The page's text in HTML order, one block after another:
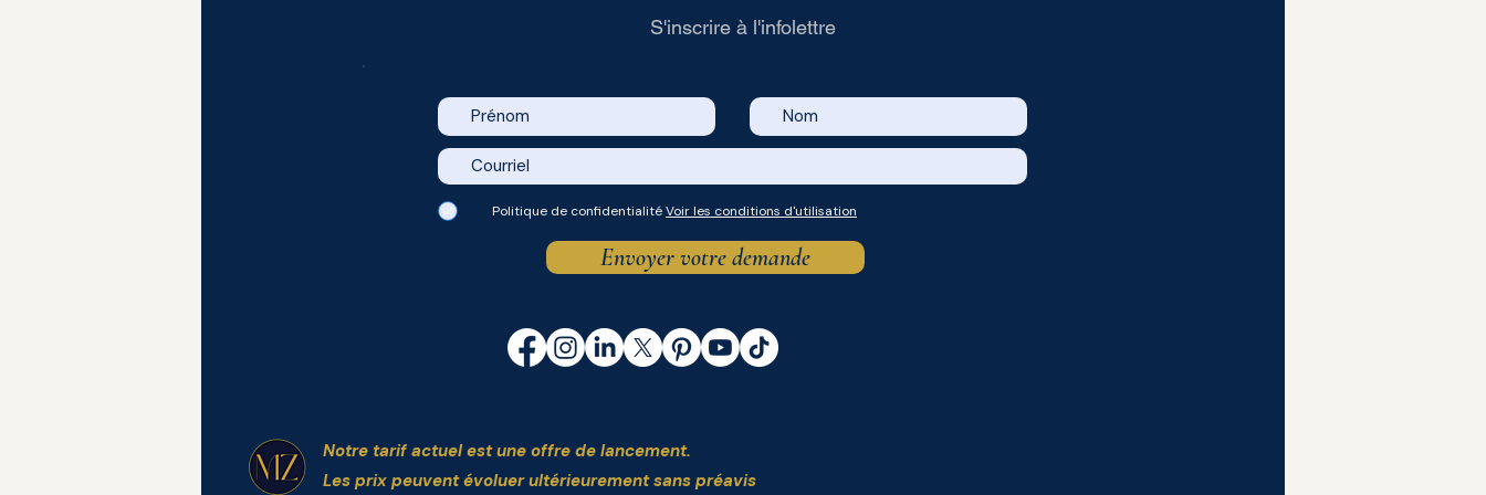
S'inscrire à l'infolettre
Politique de confidentialitéVoir les conditions d'utilisation
Envoyer votre demande
Notre tarif actuel est une offre de lancement.
Les prix peuvent évoluer ultérieurement sans préavis